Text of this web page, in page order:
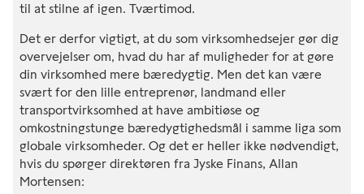
til at stilne af igen. Tværtimod.
Det er derfor vigtigt, at du som virksomhedsejer gør dig
overvejelser om, hvad du har af muligheder for at gøre
din virksomhed mere bæredygtig. Men det kan være
svært for den lille entreprenør, landmand eller
transportvirksomhed at have ambitiøse og
omkostningstunge bæredygtighedsmål i samme liga som
globale virksomheder. Og det er heller ikke nødvendigt,
hvis du spørger direktøren fra Jyske Finans, Allan
Mortensen: